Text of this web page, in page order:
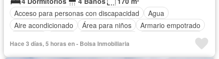
Acceso para personas con discapacidad
Agua
Aire acondicionado
Área para niños
Armario empotrado
Cuarto de servicio
Electricidad
Estacionamiento
Garita de guardianía
Hace 3 días, 5 horas en - Bolsa Inmobiliaria